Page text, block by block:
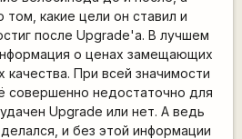
том, какие цели он ставил и
после Upgrade'а. В лучшем
о ценах замещающих
качества. При всей значимости
совершенно недостаточно для
Upgrade или нет. А ведь
и без этой информации